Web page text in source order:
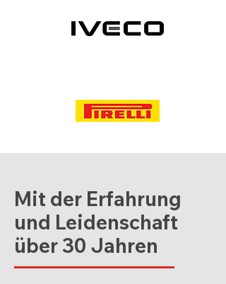
Mit der Erfahrung
und Leidenschaft
über 30 Jahren